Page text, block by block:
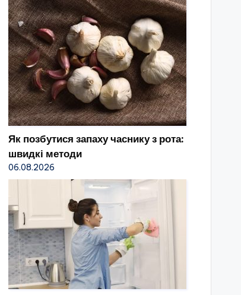
Як позбутися запаху часнику з рота:
швидкі методи
06.08.2026